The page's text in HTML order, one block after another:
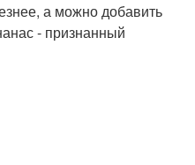
а можно добавить
- признанный